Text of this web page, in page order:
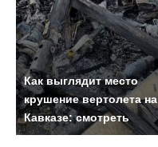
Как выглядит место
крушение вертолета на
Кавказе: смотреть